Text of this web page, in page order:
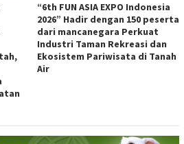
“6th FUN ASIA EXPO Indonesia
2026” Hadir dengan 150 peserta
dari mancanegara Perkuat
Industri Taman Rekreasi dan
Ekosistem Pariwisata di Tanah
Air